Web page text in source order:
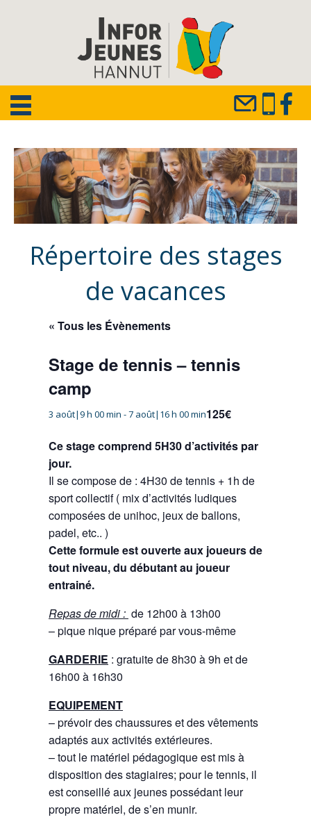
Répertoire des stages
de vacances
« Tous les Évènements
Stage de tennis – tennis
camp
3 août|9 h 00 min -7 août|16 h 00 min125€
Ce stage comprend 5H30 d’activités par
jour.
Il se compose de : 4H30 de tennis + 1h de
sport collectif ( mix d’activités ludiques
composées de unihoc, jeux de ballons,
padel, etc.. )
Cette formule est ouverte aux joueurs de
tout niveau, du débutant au joueur
entrainé.
Repas de midi : de 12h00 à 13h00
– pique nique préparé par vous-même
GARDERIE : gratuite de 8h30 à 9h et de
16h00 à 16h30
EQUIPEMENT
– prévoir des chaussures et des vêtements
adaptés aux activités extérieures.
– tout le matériel pédagogique est mis à
disposition des stagiaires; pour le tennis, il
est conseillé aux jeunes possédant leur
propre matériel, de s’en munir.